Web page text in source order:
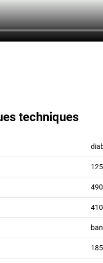
techniques
125
490
410
185